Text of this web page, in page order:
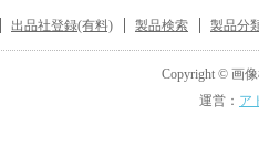
出品社登録(有料) 製品検索 製品分
Copyright © 画像
運営： ア